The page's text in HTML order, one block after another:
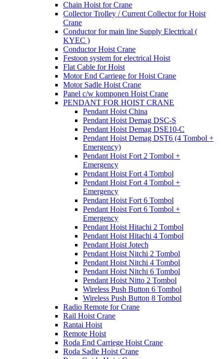
Chain Hoist for Crane
Collector Trolley / Current Collector for Hoist
Crane
Conductor for main line Supply Electrical (
KYEC )
Conductor Hoist Crane
Festoon system for electrical Hoist
Flat Cable for Hoist
Motor End Carriege for Hoist Crane
Motor Sadle Hoist Crane
Panel c/w komponen Hoist Crane
PENDANT FOR HOIST CRANE
Pendant Hoist China
Pendant Hoist Demag DSC-S
Pendant Hoist Demag DSE10-C
Pendant Hoist Demag DST6 (4 Tombol +
Emergency)
Pendant Hoist Fort 2 Tombol +
Emergency
Pendant Hoist Fort 4 Tombol
Pendant Hoist Fort 4 Tombol +
Emergency
Pendant Hoist Fort 6 Tombol
Pendant Hoist Fort 6 Tombol +
Emergency
Pendant Hoist Hitachi 2 Tombol
Pendant Hoist Hitachi 4 Tombol
Pendant Hoist Jotech
Pendant Hoist Nitchi 2 Tombol
Pendant Hoist Nitchi 4 Tombol
Pendant Hoist Nitchi 6 Tombol
Pendant Hoist Nitto 2 Tombol
Wireless Push Button 6 Tombol
Wireless Push Button 8 Tombol
Radio Remote for Crane
Rail Hoist Crane
Rantai Hoist
Remote Hoist
Roda End Carriege Hoist Crane
Roda Sadle Hoist Crane